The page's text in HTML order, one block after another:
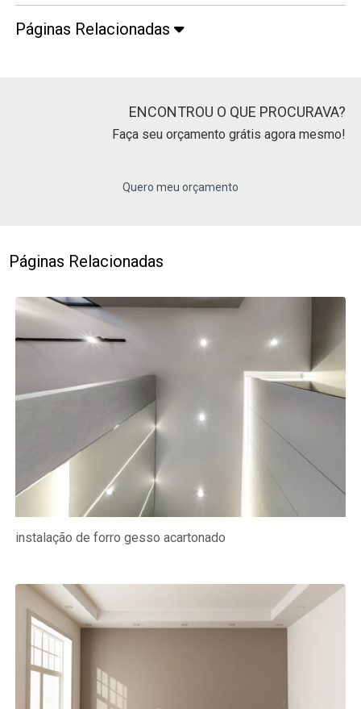
Páginas Relacionadas
ENCONTROU O QUE PROCURAVA?
Faça seu orçamento grátis agora mesmo!
Quero meu orçamento
Páginas Relacionadas
instalação de forro gesso acartonado